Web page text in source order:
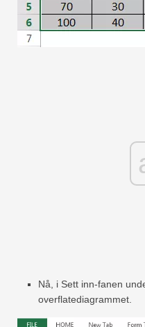
Nå, i Sett inn-fanen
overflatediagrammet.